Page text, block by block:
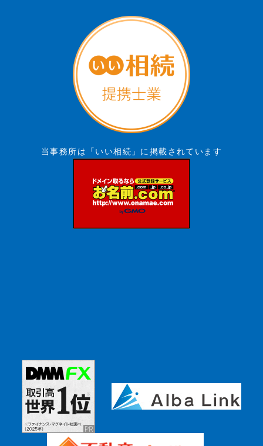
当事務所は「いい相続」に掲載されています